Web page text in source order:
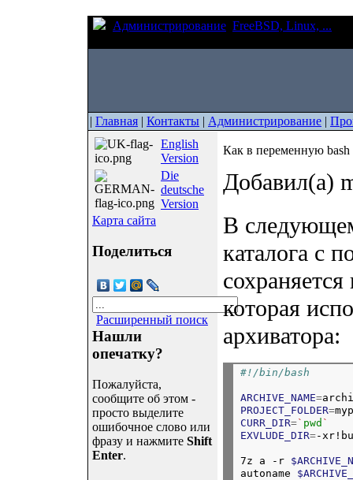
Администрирование FreeBSD, Linux, ...
| Главная | Контакты | Администрирование |
English
Version
Die
deutsche
Version
Карта сайта
Поделиться
Расширенный поиск
Нашли
опечатку?
Пожалуйста,
сообщите об этом -
просто выделите
ошибочное слово или
фразу и нажмите Shift
Enter.
Как в переменную bash
Добавил(а)
В
каталога с
которая
архиватора:
#!/bin/bash
ARCHIVE_NAME=
PROJECT_FOLDER=
CURR_DIR=` pwd `
EXVLUDE_DIR=
7z a -r
autoname